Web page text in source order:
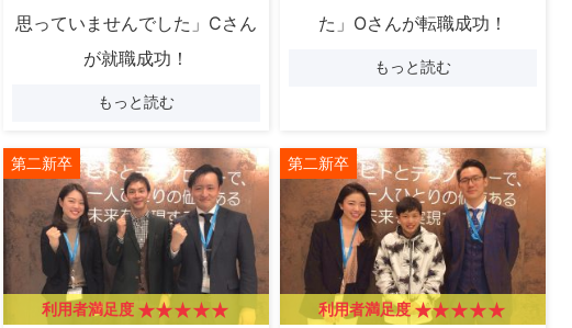
思っていませんでした」Cさん
が就職成功！
もっと読む
た」Oさんが転職成功！
もっと読む
第二新卒
利用者満足度
第二新卒
利用者満足度